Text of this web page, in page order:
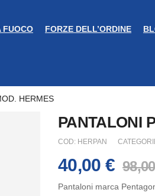
FUOCO FORZE DELL’ORDINE
HERMES
PANTALONI
COD: HERPAN
40,00 €
Pantaloni marca